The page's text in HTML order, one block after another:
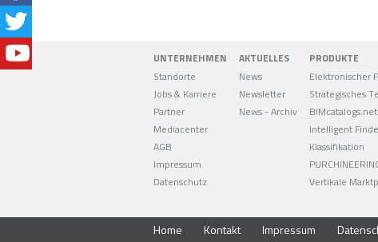
UNTERNEHMEN
Standorte
Jobs & Karriere
Partner
Mediacenter
AGB
Impressum
Datenschutz
AKTUELLES
News
Newsletter
News - Archiv
PRODUKTE
BIMcatalogs.net
Intelligent
Klassifikation
Vertikale
Home Kontakt Impressum